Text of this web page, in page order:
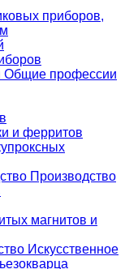
приборов,
Общие профессии
и ферритов
Производство
магнитов и
Искусственное